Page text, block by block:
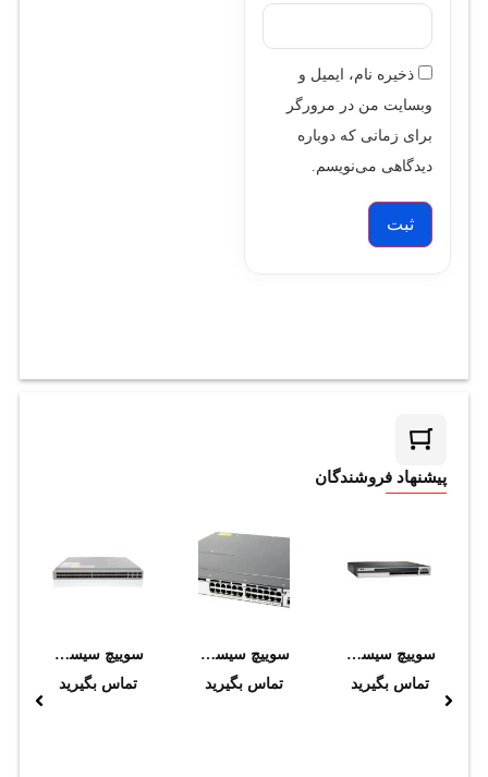
ذخیره نام، ایمیل و
وبسایت من در مرورگر
برای زمانی که دوباره
دیدگاهی می‌نویسم.
پیشنهاد فروشندگان
سوييچ سيسکو مدل WS-C3750X-12S-S
تماس بگیرید
سوييچ سيسکو مدل WS-C3750X-24S-S
تماس بگیرید
سوييچ سيسکو N9K-C93180YC-FX
تماس بگیرید